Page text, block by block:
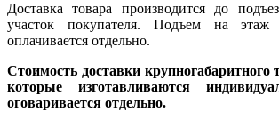
Доставка товара производится до
участок покупателя. Подъем на этаж
оплачивается отдельно.
Стоимость доставки крупногабаритного
которые изготавливаются
оговаривается отдельно.